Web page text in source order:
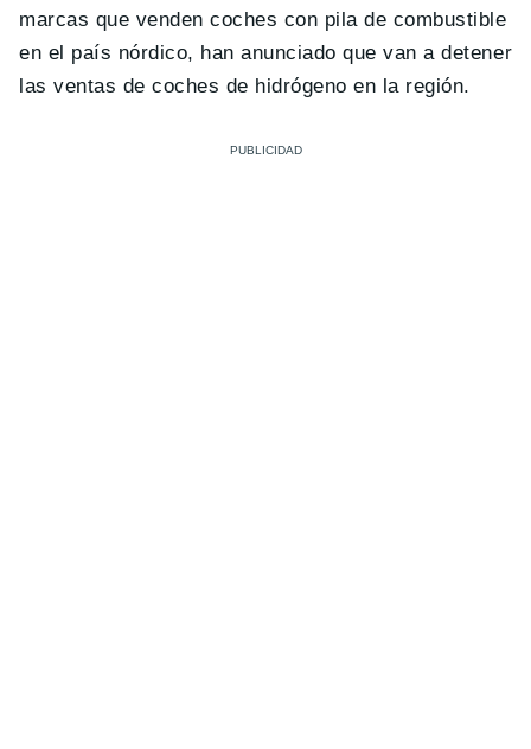
marcas que venden coches con pila de combustible
en el país nórdico, han anunciado que van a detener
las ventas de coches de hidrógeno en la región.